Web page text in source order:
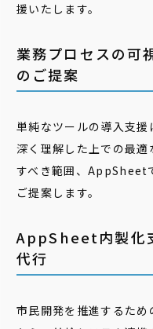
援いたします。
業務プロセスの可
のご提案
単純なツールの導入支
深く理解した上での最
すべき範囲、AppSheet
ご提案します。
AppSheet内製化
代行
市民開発を推進するた